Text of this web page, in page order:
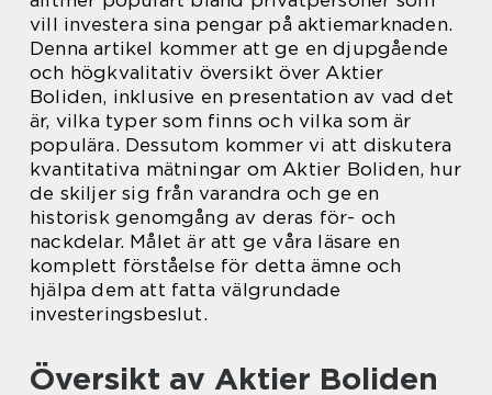
vill investera sina pengar på aktiemarknaden.
Denna artikel kommer att ge en djupgående
och högkvalitativ översikt över Aktier
Boliden, inklusive en presentation av vad det
är, vilka typer som finns och vilka som är
populära. Dessutom kommer vi att diskutera
kvantitativa mätningar om Aktier Boliden, hur
de skiljer sig från varandra och ge en
historisk genomgång av deras för- och
nackdelar. Målet är att ge våra läsare en
komplett förståelse för detta ämne och
hjälpa dem att fatta välgrundade
investeringsbeslut.
Översikt av Aktier Boliden